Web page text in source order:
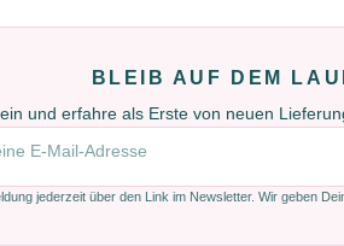
BLEIB AUF DEM
und erfahre als Erste von neuen
jederzeit über den Link im Newsletter. Wir geben